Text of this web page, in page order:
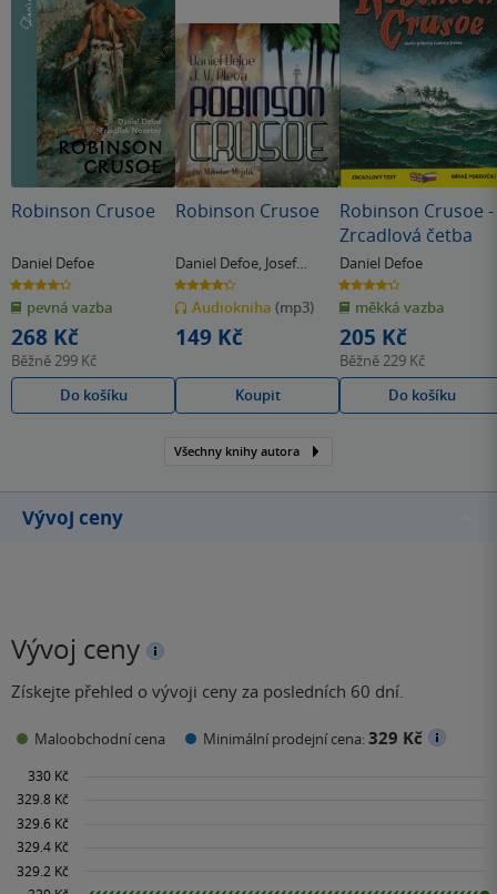
Robinson Crusoe
Daniel Defoe
4.3
z
5
hvězdiček
pevná vazba
268 Kč
Běžně 299 Kč
Do košíku
Robinson Crusoe
Daniel Defoe Josef
Věromír Pleva
4.3
z
5
hvězdiček
Audiokniha (mp3)
149 Kč
Koupit
Robinson Crusoe -
Zrcadlová četba
Daniel Defoe
4.3
z
5
hvězdiček
měkká vazba
205 Kč
Běžně 229 Kč
Do košíku
Všechny knihy autora
Vývoj ceny
Vývoj ceny
Získejte přehled o vývoji ceny za posledních 60 dní.
Maloobchodní cena Minimální prodejní cena:329 Kč